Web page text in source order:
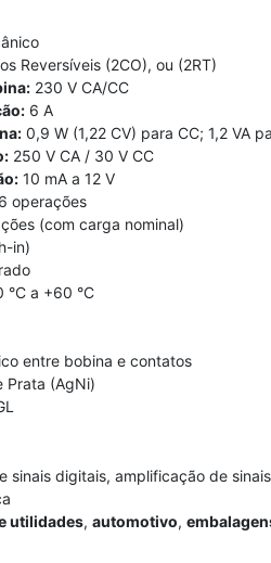
Reversíveis (2CO), ou (2RT)
230 V CA/CC
6 A
0,9 W (1,22 CV) para CC; 1,2 VA
250 V CA / 30 V CC
10 mA a 12 V
operações
(com carga nominal)
in)
°C a +60 °C
entre bobina e contatos
Prata (AgNi)
sinais digitais, amplificação de
utilidades, automotivo,